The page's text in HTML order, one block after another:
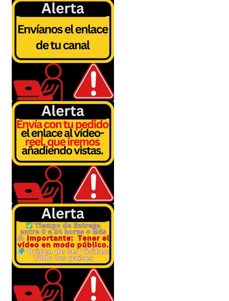
Preguntas Mas Frecuentes PMF — FAQs
Productos
Sulgeli
Terminos Y Condiciones